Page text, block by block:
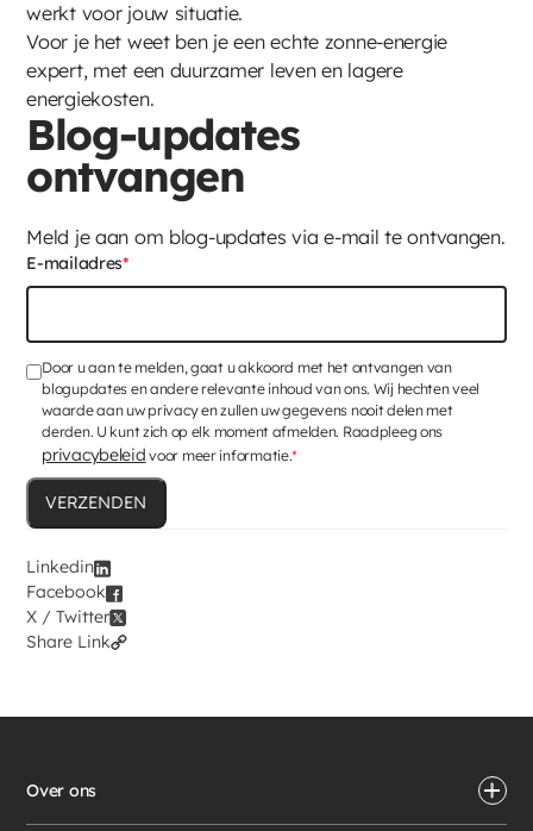
werkt voor jouw situatie.
Voor je het weet ben je een echte zonne-energie
expert, met een duurzamer leven en lagere
energiekosten.
Blog-updates
ontvangen
Meld je aan om blog-updates via e-mail te ontvangen.
E-mailadres*
Door u aan te melden, gaat u akkoord met het ontvangen van
blogupdates en andere relevante inhoud van ons. Wij hechten veel
waarde aan uw privacy en zullen uw gegevens nooit delen met
derden. U kunt zich op elk moment afmelden. Raadpleeg ons
privacybeleid voor meer informatie.*
Linkedin
Facebook
X / Twitter
Share Link
Over ons